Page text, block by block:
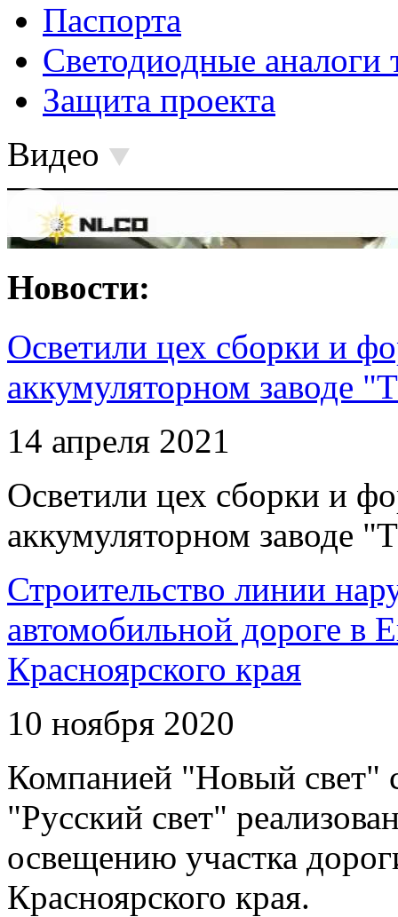
Паспорта
Светодиодные аналоги
Защита проекта
Видео
Новости:
Осветили цех сборки и
аккумуляторном заводе
14 апреля 2021
Осветили цех сборки и
аккумуляторном заводе
Строительство линии
автомобильной дороге в
Красноярского края
10 ноября 2020
Компанией "Новый свет"
"Русский свет"
освещению участка
Красноярского края.